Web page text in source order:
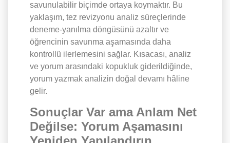
savunulabilir biçimde ortaya koymaktır. Bu
yaklaşım, tez revizyonu analiz süreçlerinde
deneme-yanılma döngüsünü azaltır ve
öğrencinin savunma aşamasında daha
kontrollü ilerlemesini sağlar. Kısacası, analiz
ve yorum arasındaki kopukluk giderildiğinde,
yorum yazmak analizin doğal devamı hâline
gelir.
Sonuçlar Var ama Anlam Net
Değilse: Yorum Aşamasını